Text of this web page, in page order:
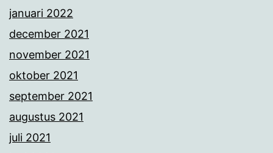
januari 2022
december 2021
november 2021
oktober 2021
september 2021
augustus 2021
juli 2021